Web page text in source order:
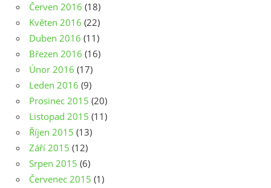
Červen 2016 (18)
Květen 2016 (22)
Duben 2016 (11)
Březen 2016 (16)
Únor 2016 (17)
Leden 2016 (9)
Prosinec 2015 (20)
Listopad 2015 (11)
Říjen 2015 (13)
Září 2015 (12)
Srpen 2015 (6)
Červenec 2015 (1)